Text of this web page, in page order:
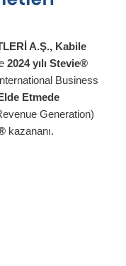
A.Ş., Kabile
2024 yılı Stevie®
Business
Etmede
Generation)
kazananı.